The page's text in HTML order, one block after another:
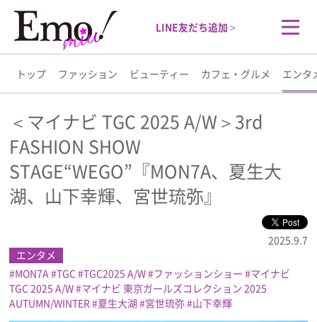
LINE友だち追加 >
トップ ファッション ビューティー カフェ・グルメ エンタ
トップ
ファッション
ビューティー
エンタメ
ライフスタイル
＜マイナビ TGC 2025 A/W＞3rd
FASHION SHOW
STAGE“WEGO”『MON7A、夏生大
湖、山下幸輝、宮世琉弥』
2025.9.7
エンタメ
MON7A
TGC TGC2025 A/W ファッションショー
マイナビ
TGC 2025 A/W マイナビ 東京ガールズコレクション 2025
AUTUMN/WINTER 夏生大湖 宮世琉弥 山下幸輝